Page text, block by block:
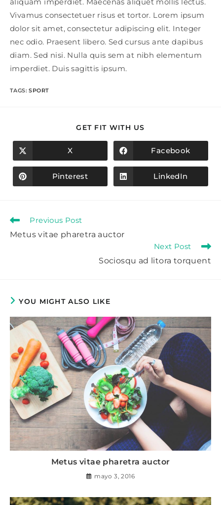
Vivamus consectetuer risus et tortor. Lorem ipsum
dolor sit amet, consectetur adipiscing elit. Integer
nec odio. Praesent libero. Sed cursus ante dapibus
diam. Sed nisi. Nulla quis sem at nibh elementum
imperdiet. Duis sagittis ipsum.
TAGS:SPORT
GET FIT WITH US
CONTENT
Opens
in
a
new
window
X Opens
in
a
new
window
Facebook
Opens
in
Pinterest Opens
in
LinkedIn
Read
articles
Previous Post
Metus vitae pharetra auctor
Next Post
Sociosqu ad litora torquent
YOU MIGHT ALSO LIKE
Metus vitae pharetra auctor
mayo 3, 2016